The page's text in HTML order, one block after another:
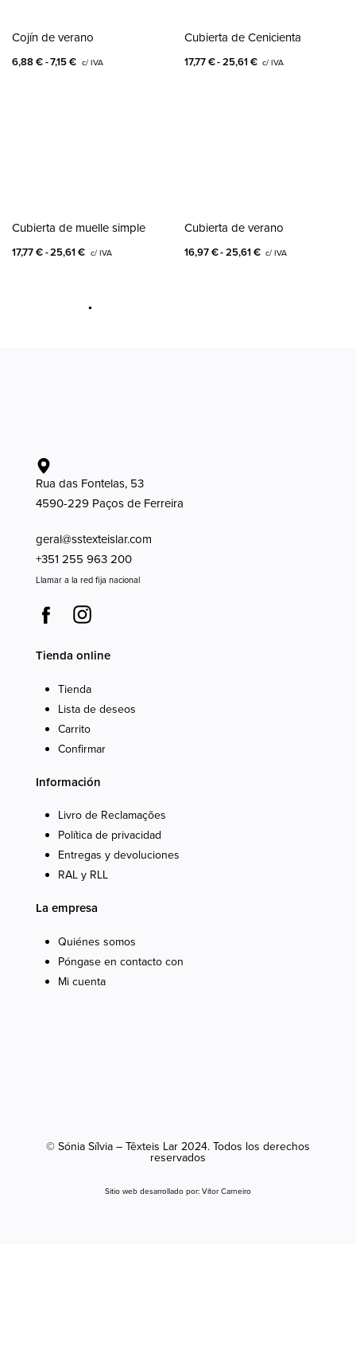
Cojín de verano
6,88€ 7,15€ c/ IVA
Cubierta de Cenicienta
17,77€ 25,61 € c/ IVA
Cubierta de muelle simple
17,77€ 25,61€ c/ IVA
Cubierta de verano
16,97€ 25,61 € c/ IVA
Rua das Fontelas, 53
4590-229 Paços de Ferreira
geral@sstexteislar.com
+351 255 963 200
Llamar a la red fija nacional
Tienda online
Tienda
Lista de deseos
Carrito
Confirmar
Información
Livro de Reclamações
Política de privacidad
Entregas y devoluciones
RAL y RLL
La empresa
Quiénes somos
Póngase en contacto con
Mi cuenta
© Sónia Sílvia – Têxteis Lar 2024. Todos los derechos
reservados
Sitio web desarrollado por: Vítor Carneiro